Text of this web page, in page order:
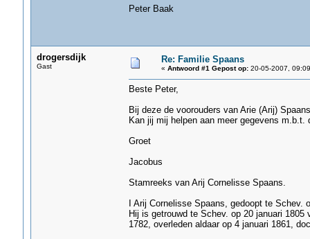
Peter Baak
drogersdijk
Gast
Re: Familie Spaans
« Antwoord #1 Gepost op:20-05-2007,
Beste Peter,
Bij deze de voorouders van Arie (Arij)
Kan jij mij helpen aan meer gegevens
Groet
Jacobus
Stamreeks van Arij Cornelisse Spaans.
I Arij Cornelisse Spaans, gedoopt te
Hij is getrouwd te Schev. op 20 januari
1782, overleden aldaar op 4 januari 1861,